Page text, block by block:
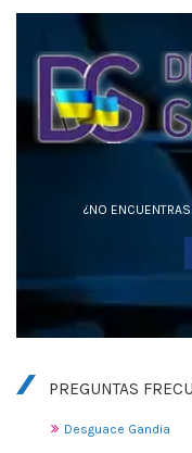
¿NO
PREGUNTAS
Desguace Gandia